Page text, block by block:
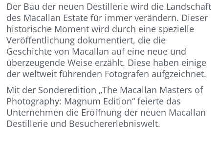
Der Bau der neuen Destillerie wird die Landschaft
des Macallan Estate für immer verändern. Dieser
historische Moment wird durch eine spezielle
Veröffentlichung dokumentiert, die die
Geschichte von Macallan auf eine neue und
überzeugende Weise erzählt. Diese haben einige
der weltweit führenden Fotografen aufgzeichnet.
Mit der Sonderedition „The Macallan Masters of
Photography: Magnum Edition“ feierte das
Unternehmen die Eröffnung der neuen Macallan
Destillerie und Besuchererlebniswelt.